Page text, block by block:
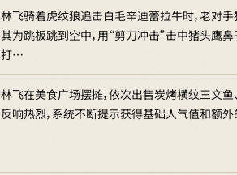
林飞骑着虎纹狼追击白毛辛迪蕾拉牛时，老对
其为跳板跳到空中，用“剪刀冲击”击中猪头鹰
打…
林飞在美食广场摆摊，依次出售炭烤横纹三文鱼
反响热烈，系统不断提示获得基础人气值和额